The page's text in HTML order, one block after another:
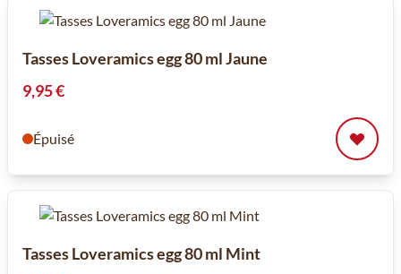
Tasses Loveramics egg 80 ml Jaune
9,95 €
Épuisé
Tasses Loveramics egg 80 ml Mint